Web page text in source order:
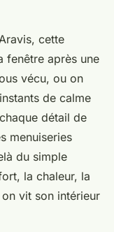
cette
fenêtre après une
vécu, ou on
de calme
détail de
menuiseries
du simple
la chaleur, la
vit son intérieur